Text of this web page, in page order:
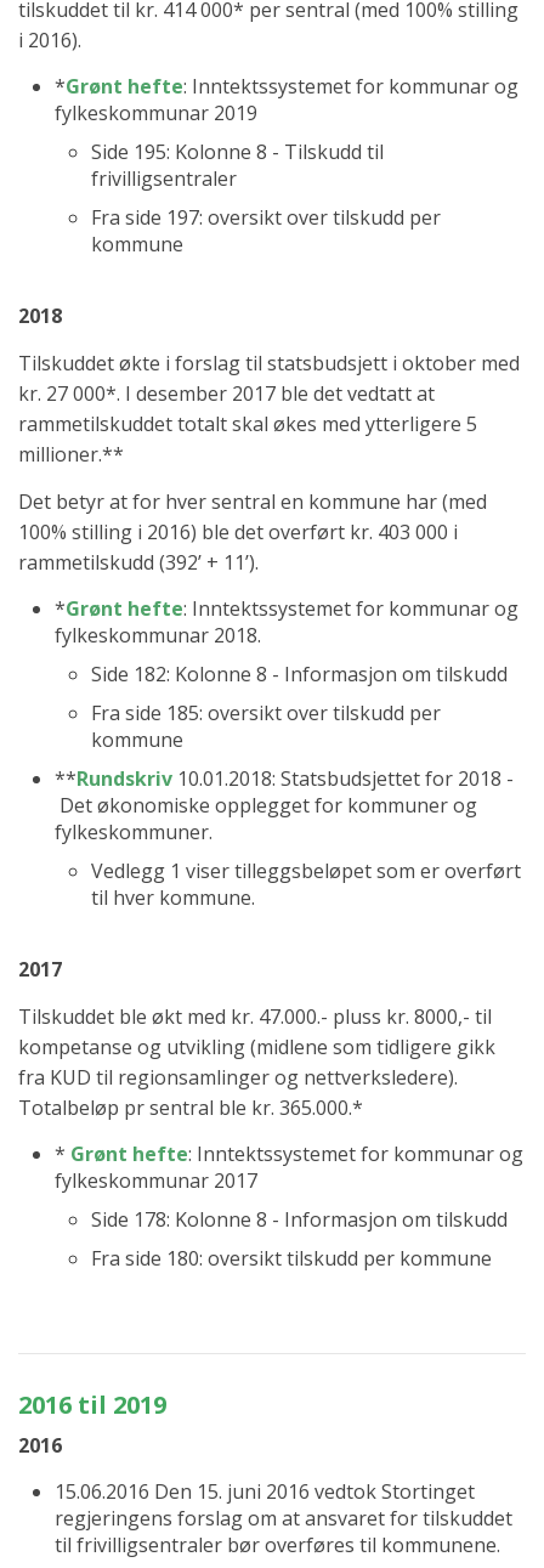
tilskuddet til kr. 414 000* per sentral (med 100% stilling
i 2016).
*Grønt hefte: Inntektssystemet for kommunar og
fylkeskommunar 2019
Side 195: Kolonne 8 - Tilskudd til
frivilligsentraler
Fra side 197: oversikt over tilskudd per
kommune
2018
Tilskuddet økte i forslag til statsbudsjett i oktober med
kr. 27 000*. I desember 2017 ble det vedtatt at
rammetilskuddet totalt skal økes med ytterligere 5
millioner.**
Det betyr at for hver sentral en kommune har (med
100% stilling i 2016) ble det overført kr. 403 000 i
rammetilskudd (392’ + 11’).
*Grønt hefte: Inntektssystemet for kommunar og
fylkeskommunar 2018.
Side 182: Kolonne 8 - Informasjon om tilskudd
Fra side 185: oversikt over tilskudd per
kommune
**Rundskriv 10.01.2018: Statsbudsjettet for 2018 -
Det økonomiske opplegget for kommuner og
fylkeskommuner.
Vedlegg 1 viser tilleggsbeløpet som er overført
til hver kommune.
2017
Tilskuddet ble økt med kr. 47.000.- pluss kr. 8000,- til
kompetanse og utvikling (midlene som tidligere gikk
fra KUD til regionsamlinger og nettverksledere).
Totalbeløp pr sentral ble kr. 365.000.*
* Grønt hefte: Inntektssystemet for kommunar og
fylkeskommunar 2017
Side 178: Kolonne 8 - Informasjon om tilskudd
Fra side 180: oversikt tilskudd per kommune
2016 til 2019
2016
15.06.2016 Den 15. juni 2016 vedtok Stortinget
regjeringens forslag om at ansvaret for tilskuddet
til frivilligsentraler bør overføres til kommunene.